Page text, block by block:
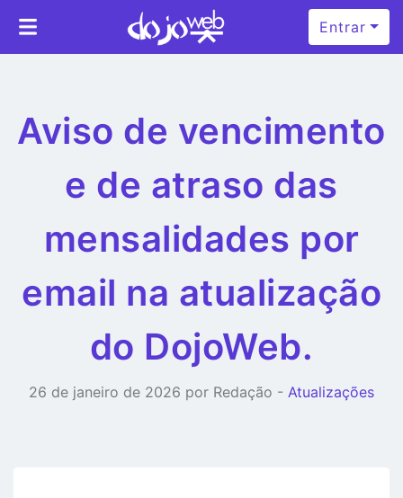
Entrar
Aviso de vencimento
e de atraso das
mensalidades por
email na atualização
do DojoWeb.
26 de janeiro de 2026 por Redação - Atualizações